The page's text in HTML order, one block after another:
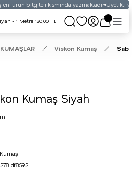
ürün bilgileri kısmında yazmaktadır Üyelikli
Viskon Kumaş
Kumaş Siyah